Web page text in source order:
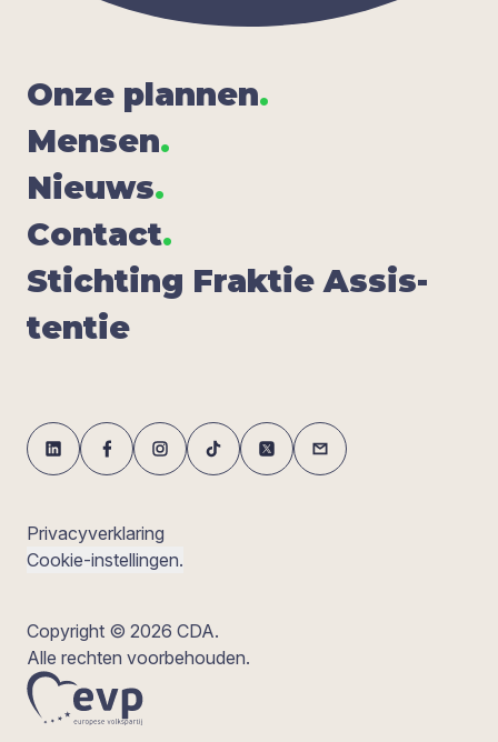
Onze plan­nen.
Men­sen.
Nieuws.
Con­tact.
Stich­ting Frak­tie Assis­
ten­tie
Privacyverklaring
Cookie-instellingen.
Copyright © 2026 CDA.
Alle rechten voorbehouden.